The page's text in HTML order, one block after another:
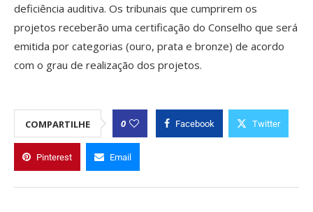
deficiência auditiva. Os tribunais que cumprirem os
projetos receberão uma certificação do Conselho que será
emitida por categorias (ouro, prata e bronze) de acordo
com o grau de realização dos projetos.
COMPARTILHE 0 Facebook Twitter
Pinterest Email